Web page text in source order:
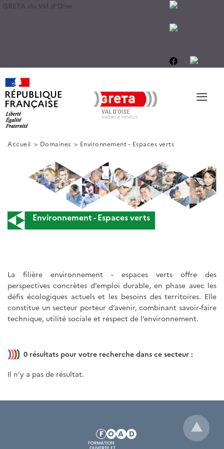
GRETA du Val d'Oise
≡
Accueil Domaines Environnement - Espaces verts
Environnement - Espaces verts
La filière environnement - espaces verts offre des
perspectives concrètes d’emploi durable, en phase avec les
défis écologiques actuels et les besoins des territoires. Elle
constitue un secteur porteur d’avenir, combinant savoir-faire
technique, utilité sociale et respect de l’environnement.
0 résultats pour votre recherche dans ce secteur :
Il n'y a pas de résultat.